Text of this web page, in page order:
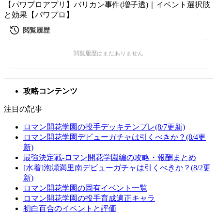
【パワプロアプリ】バリカン事件(増子透)｜イベント選択肢
と効果【パワプロ】
攻略コンテンツ
注目の記事
ロマン開花学園の投手デッキテンプレ(8/7更新)
ロマン開花学園デビューガチャは引くべきか？(8/4更
新)
最強決定戦-ロマン開花学園編の攻略・報酬まとめ
[水着]泡瀬満里南デビューガチャは引くべきか？(8/2更
新)
ロマン開花学園の固有イベント一覧
ロマン開花学園の投手育成適正キャラ
初白百合のイベントと評価